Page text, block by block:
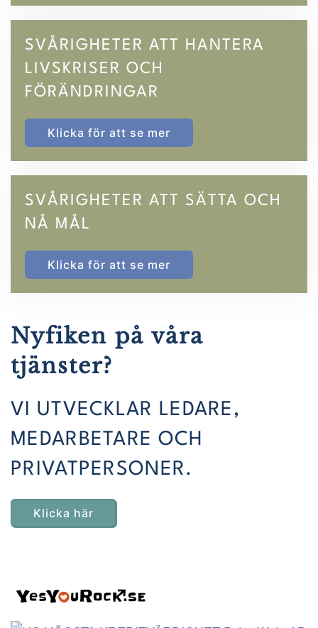
SVÅRIGHETER ATT HANTERA
LIVSKRISER OCH
FÖRÄNDRINGAR
Klicka för att se mer
SVÅRIGHETER ATT SÄTTA OCH
NÅ MÅL
Klicka för att se mer
Nyfiken på våra
tjänster?
VI UTVECKLAR LEDARE,
MEDARBETARE OCH
PRIVATPERSONER.
Klicka här